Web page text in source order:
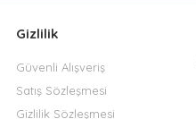
Gizlilik
Güvenli Alışveriş
Satış Sözleşmesi
Gizlilik Sözleşmesi